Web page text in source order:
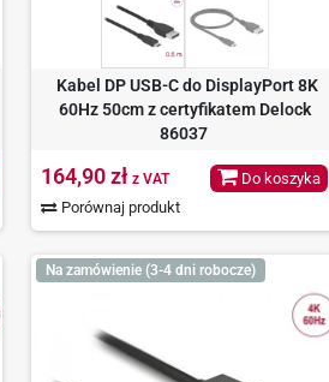
Kabel DP USB-C do DisplayPort 8K
60Hz 50cm z certyfikatem Delock
86037
164,90 złz VAT
Porównaj produkt
Do koszyka
Na zamówienie (3-4 dni robocze)